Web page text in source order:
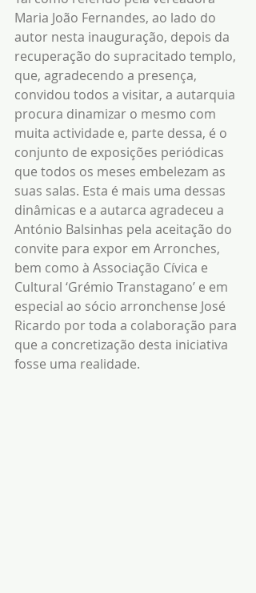
Maria João Fernandes, ao lado do
autor nesta inauguração, depois da
recuperação do supracitado templo,
que, agradecendo a presença,
convidou todos a visitar, a autarquia
procura dinamizar o mesmo com
muita actividade e, parte dessa, é o
conjunto de exposições periódicas
que todos os meses embelezam as
suas salas. Esta é mais uma dessas
dinâmicas e a autarca agradeceu a
António Balsinhas pela aceitação do
convite para expor em Arronches,
bem como à Associação Cívica e
Cultural ‘Grémio Transtagano’ e em
especial ao sócio arronchense José
Ricardo por toda a colaboração para
que a concretização desta iniciativa
fosse uma realidade.